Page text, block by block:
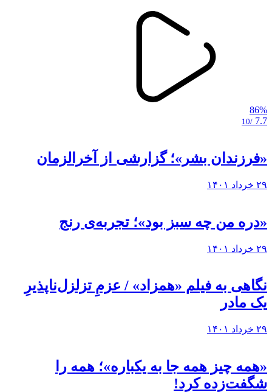
86%
7.7
/10
«فرزندان بشر»؛ گزارشی از آخرالزمان
۲۹ خرداد ۱۴۰۱
«دره من چه سبز بود»؛ تجربه‌ی رنج
۲۹ خرداد ۱۴۰۱
نگاهی به فيلم «همزاد» / عزمِ تزلزل‌ناپذیرِ
یک مادر
۲۹ خرداد ۱۴۰۱
«همه چیز همه جا به یکباره»؛ همه را
شگفت‌زده کرد!